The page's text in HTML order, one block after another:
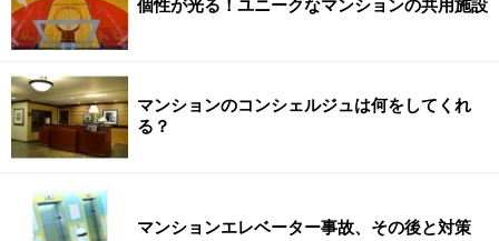
個性が光る！ユニークなマンションの共用施設
マンションのコンシェルジュは何をしてくれ
る？
マンションエレベーター事故、その後と対策